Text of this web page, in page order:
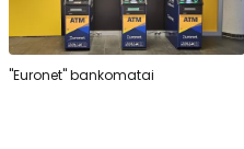
"Euronet" bankomatai